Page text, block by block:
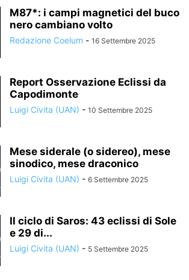
M87*: i campi magnetici del buco
nero cambiano volto
Redazione Coelum - 16 Settembre 2025
Report Osservazione Eclissi da
Capodimonte
Luigi Civita (UAN) - 10 Settembre 2025
Mese siderale (o sidereo), mese
sinodico, mese draconico
Luigi Civita (UAN) - 6 Settembre 2025
Il ciclo di Saros: 43 eclissi di Sole
e 29 di...
Luigi Civita (UAN) - 5 Settembre 2025